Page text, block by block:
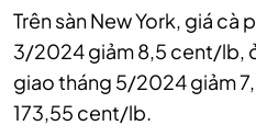
Trên sàn New York, giá cà
3/2024 giảm 8,5 cent/lb,
giao tháng 5/2024 giảm
173,55 cent/lb.